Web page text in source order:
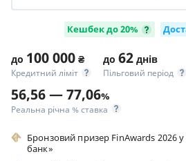
Кешбек до 20%
до 100 000 ₴
Кредитний ліміт
до 62 днів
Пільговий період
56,56 — 77,06%
Реальна річна % ставка
Бронзовий призер FinAwards 2026
банк»